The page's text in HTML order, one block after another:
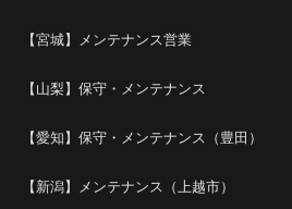
【宮城】メンテナンス営業
【山梨】保守・メンテナンス
【愛知】保守・メンテナンス（豊田）
【新潟】メンテナンス（上越市）